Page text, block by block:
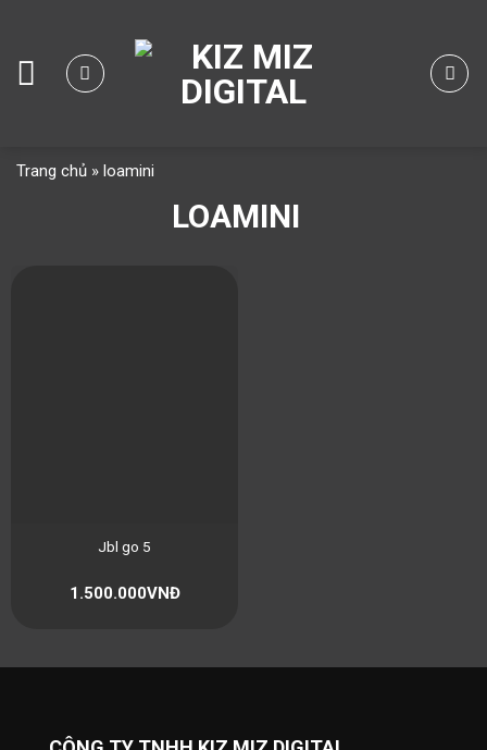
content
Trang chủ » loamini
LOAMINI
Jbl go 5
1.500.000VNĐ